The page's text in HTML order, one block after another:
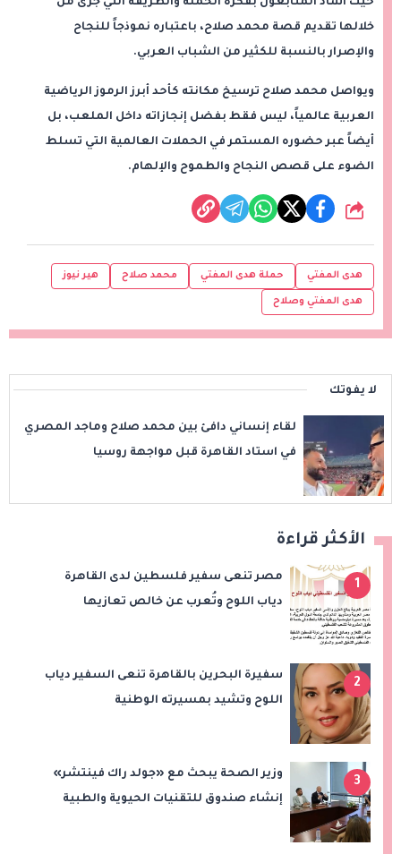
حيث أشاد المتابعون بفكرة الحملة والطريقة التي جرى من
خلالها تقديم قصة محمد صلاح، باعتباره نموذجاً للنجاح
والإصرار بالنسبة للكثير من الشباب العربي.
ويواصل محمد صلاح ترسيخ مكانته كأحد أبرز الرموز الرياضية
العربية عالمياً، ليس فقط بفضل إنجازاته داخل الملعب، بل
أيضاً عبر حضوره المستمر في الحملات العالمية التي تسلط
الضوء على قصص النجاح والطموح والإلهام.
شارك
هدى المفتي حملة هدى المفتي محمد صلاح هير نيوز
هدى المفتي وصلاح
لا يفوتك
لقاء إنساني دافئ بين محمد صلاح وماجد المصري
في استاد القاهرة قبل مواجهة روسيا
الأكثر قراءة
1
مصر تنعى سفير فلسطين لدى القاهرة
دياب اللوح وتُعرب عن خالص تعازيها
2
سفيرة البحرين بالقاهرة تنعى السفير دياب
اللوح وتشيد بمسيرته الوطنية
3
وزير الصحة يبحث مع «جولد راك فينتشر»
إنشاء صندوق للتقنيات الحيوية والطبية